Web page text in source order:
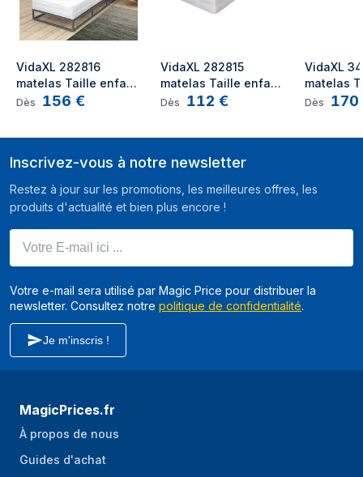
Nombre de zones
de confort
7
Respirant
Couleur du produit Noir, Blanc
amovible
Matériel de la
couverture
Polyester
mousse
VidaXL 282816
matelas Taille enfant
/ adulte Matelas à
Dès 156 €
VidaXL 282815
matelas Taille enfant
/ adulte Matelas à
Dès 112 €
VidaXL
matelas
/ adulte
Dès 170
Inscrivez-vous à notre newsletter
Restez à jour sur les promotions, les meilleures offres, les
produits d'actualité et bien plus encore !
Votre e-mail sera utilisé par Magic Price pour distribuer la
newsletter. Consultez notre politique de confidentialité.
Je m'inscris !
MagicPrices.fr
À propos de nous
Guides d'achat